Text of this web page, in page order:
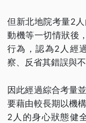
但新北地院考量2
動機等一切情狀後
行為，認為2人經
察、反省其錯誤與
因此經過綜合考量
要藉由較長期以機
2人的身心狀態健